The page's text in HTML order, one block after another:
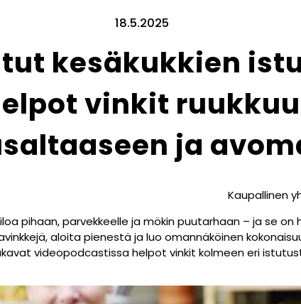
18.5.2025
kesäkukkien
vinkit
ja
Kaupallinen
pihaan, parvekkeelle ja mökin puutarhaan – ja se on
aloita pienestä ja luo omannäköinen
videopodcastissa helpot vinkit kolmeen eri